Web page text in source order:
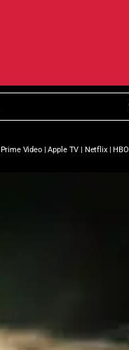
Prime Video|Apple TV | Netflix|HBO